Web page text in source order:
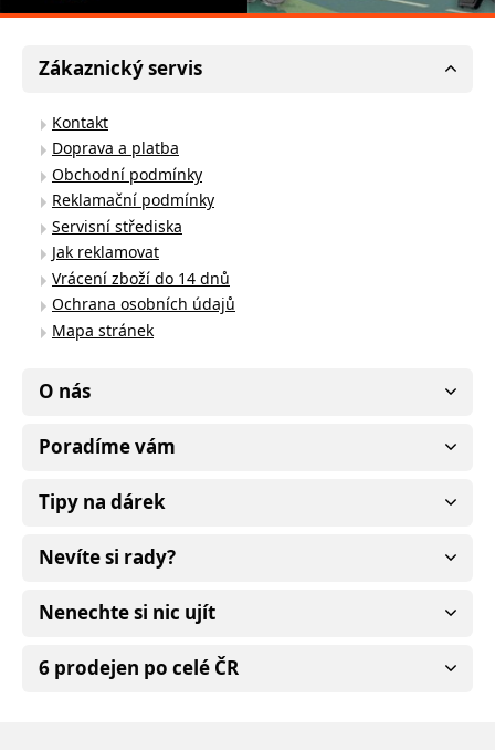
Zákaznický servis
Kontakt
Doprava a platba
Obchodní podmínky
Reklamační podmínky
Servisní střediska
Jak reklamovat
Vrácení zboží do 14 dnů
Ochrana osobních údajů
Mapa stránek
O nás
Poradíme vám
Tipy na dárek
Nevíte si rady?
Nenechte si nic ujít
6 prodejen po celé ČR